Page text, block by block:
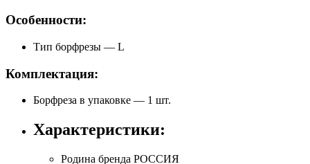
Особенности:
Тип борфрезы — L
Комплектация:
Борфреза в упаковке — 1 шт.
Характеристики:
Родина бренда РОССИЯ